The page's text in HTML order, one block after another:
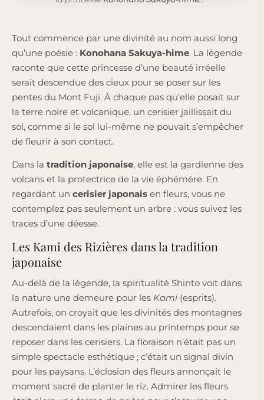
Tout commence par une divinité au nom aussi long
qu’une poésie : Konohana Sakuya-hime. La légende
raconte que cette princesse d’une beauté irréelle
serait descendue des cieux pour se poser sur les
pentes du Mont Fuji. À chaque pas qu’elle posait sur
la terre noire et volcanique, un cerisier jaillissait du
sol, comme si le sol lui-même ne pouvait s’empêcher
de fleurir à son contact.
Dans la tradition japonaise, elle est la gardienne des
volcans et la protectrice de la vie éphémère. En
regardant un cerisier japonais en fleurs, vous ne
contemplez pas seulement un arbre : vous suivez les
traces d’une déesse.
Les Kami des Rizières dans la tradition
japonaise
Au-delà de la légende, la spiritualité Shinto voit dans
la nature une demeure pour les Kami (esprits).
Autrefois, on croyait que les divinités des montagnes
descendaient dans les plaines au printemps pour se
reposer dans les cerisiers. La floraison n’était pas un
simple spectacle esthétique ; c’était un signal divin
pour les paysans. L’éclosion des fleurs annonçait le
moment sacré de planter le riz. Admirer les fleurs